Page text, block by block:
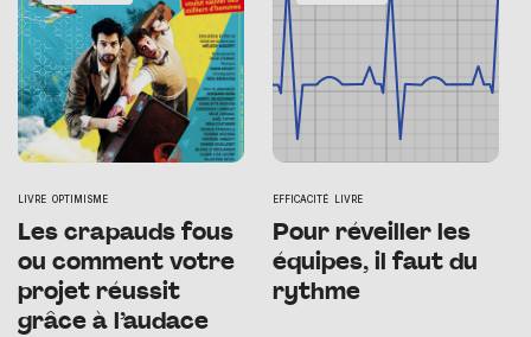
LIVRE OPTIMISME
Les crapauds fous
ou comment votre
projet réussit
grâce à l’audace
EFFICACITÉ LIVRE
Pour réveiller les
équipes, il faut du
rythme